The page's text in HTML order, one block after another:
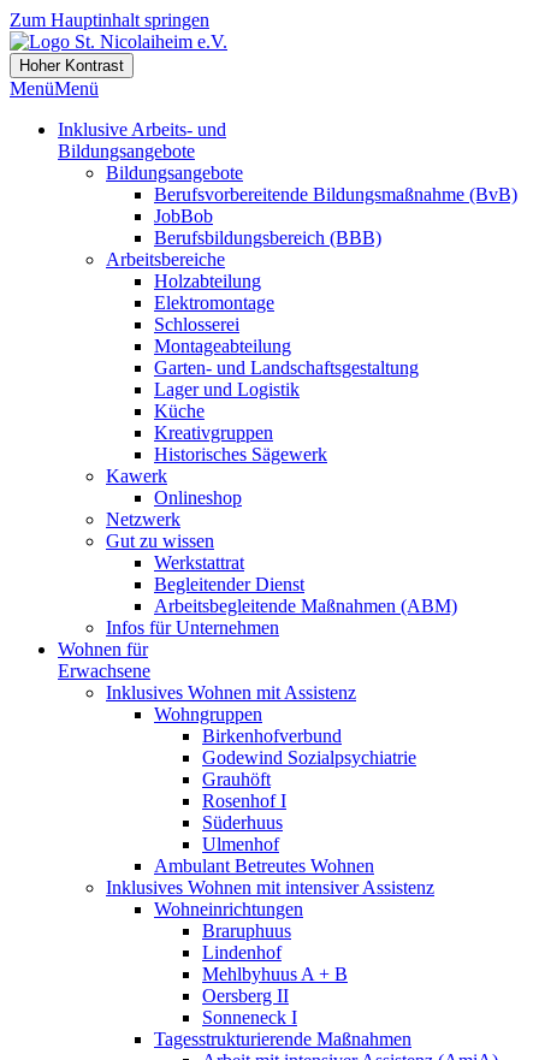
Zum Hauptinhalt springen
Hoher Kontrast
MenüMenü
Inklusive Arbeits- und
Bildungsangebote
Bildungsangebote
Berufsvorbereitende Bildungsmaßnahme (BvB)
JobBob
Berufsbildungsbereich (BBB)
Arbeitsbereiche
Holzabteilung
Elektromontage
Schlosserei
Montageabteilung
Garten- und Landschaftsgestaltung
Lager und Logistik
Küche
Kreativgruppen
Historisches Sägewerk
Kawerk
Onlineshop
Netzwerk
Gut zu wissen
Werkstattrat
Begleitender Dienst
Arbeitsbegleitende Maßnahmen (ABM)
Infos für Unternehmen
Wohnen für
Erwachsene
Inklusives Wohnen mit Assistenz
Wohngruppen
Birkenhofverbund
Godewind Sozialpsychiatrie
Grauhöft
Rosenhof I
Süderhuus
Ulmenhof
Ambulant Betreutes Wohnen
Inklusives Wohnen mit intensiver Assistenz
Wohneinrichtungen
Braruphuus
Lindenhof
Mehlbyhuus A + B
Oersberg II
Sonneneck I
Tagesstrukturierende Maßnahmen